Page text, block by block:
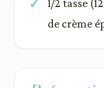
1/2 tasse
de crème